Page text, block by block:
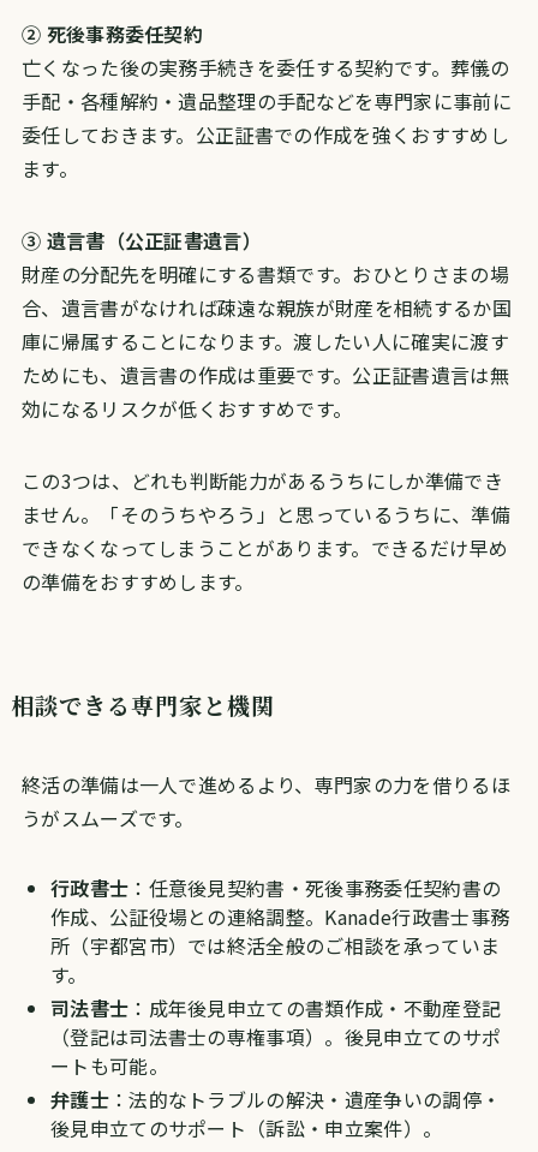
② 死後事務委任契約
亡くなった後の実務手続きを委任する契約です。葬儀の
手配・各種解約・遺品整理の手配などを専門家に事前に
委任しておきます。公正証書での作成を強くおすすめし
ます。
③ 遺言書（公正証書遺言）
財産の分配先を明確にする書類です。おひとりさまの場
合、遺言書がなければ疎遠な親族が財産を相続するか国
庫に帰属することになります。渡したい人に確実に渡す
ためにも、遺言書の作成は重要です。公正証書遺言は無
効になるリスクが低くおすすめです。
この3つは、どれも判断能力があるうちにしか準備でき
ません。「そのうちやろう」と思っているうちに、準備
できなくなってしまうことがあります。できるだけ早め
の準備をおすすめします。
相談できる専門家と機関
終活の準備は一人で進めるより、専門家の力を借りるほ
うがスムーズです。
行政書士 ：任意後見契約書・死後事務委任契約書の
作成、公証役場との連絡調整。Kanade行政書士事務
所（宇都宮市）では終活全般のご相談を承っていま
す。
司法書士 ：成年後見申立ての書類作成・不動産登記
（登記は司法書士の専権事項）。後見申立てのサポ
ートも可能。
弁護士：法的なトラブルの解決・遺産争いの調停・
後見申立てのサポート（訴訟・申立案件）。